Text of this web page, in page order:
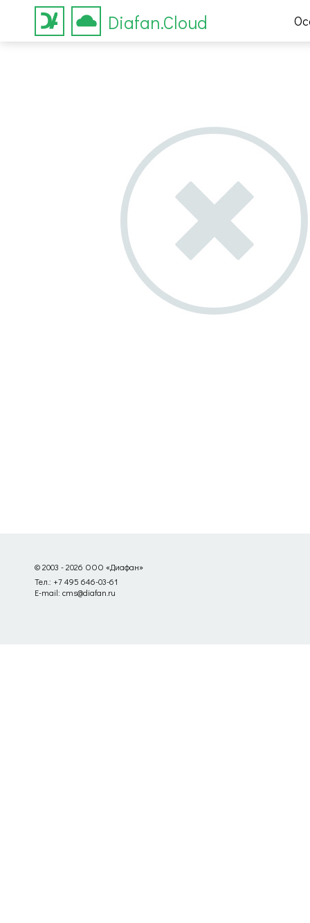
Diafan.Cloud
© 2003 - 2026 ООО «Диафан»
Тел.: +7 495 646-03-61
E-mail: cms@diafan.ru